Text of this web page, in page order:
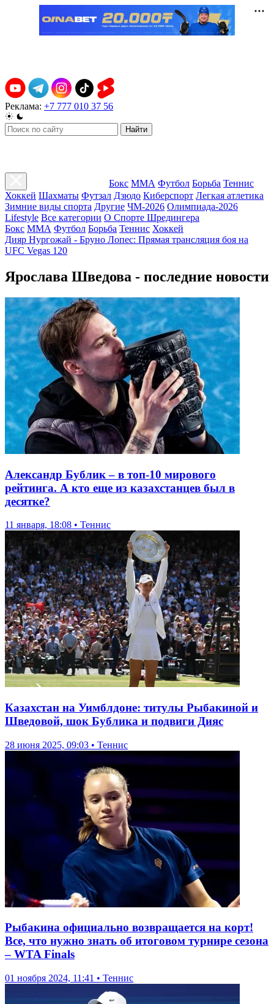
Реклама: +7 777 010 37 56
Найти
Бокс ММА Футбол Борьба Теннис
Хоккей Шахматы Футзал Дзюдо Киберспорт Легкая атлетика
Зимние виды спорта Другие ЧМ-2026 Олимпиада-2026
Lifestyle Все категории О Спорте Шредингера
Бокс ММА Футбол Борьба Теннис Хоккей
Дияр Нургожай - Бруно Лопес: Прямая трансляция боя на
UFC Vegas 120
Ярослава Шведова - последние новости
Александр Бублик – в топ-10 мирового
рейтинга. А кто еще из казахстанцев был в
десятке?
11 января, 18:08 • Теннис
Казахстан на Уимблдоне: титулы Рыбакиной и
Шведовой, шок Бублика и подвиги Дияс
28 июня 2025, 09:03 • Теннис
Рыбакина официально возвращается на корт!
Все, что нужно знать об итоговом турнире сезона
– WTA Finals
01 ноября 2024, 11:41 • Теннис